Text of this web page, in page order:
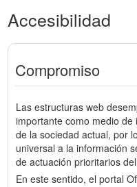
Accesibilidad
Compromiso
Las estructuras web
importante como medio
de la sociedad actual, por
universal a la información
de actuación prioritarios
En este sentido, el portal